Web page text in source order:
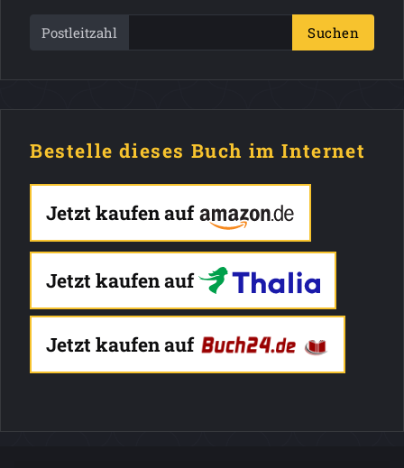
Postleitzahl Suchen
Bestelle dieses Buch im Internet
Jetzt kaufen auf
Jetzt kaufen auf
Jetzt kaufen auf